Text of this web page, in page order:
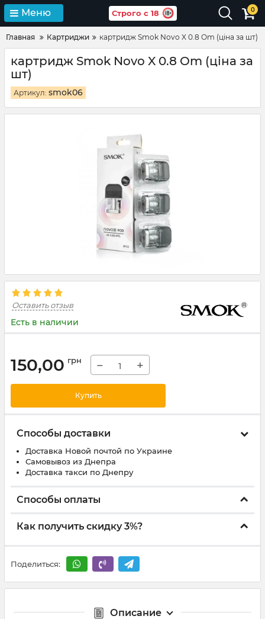
Меню Строго с 18 0
Главная Картриджи картридж Smok Novo X 0.8 Om (ціна за шт)
картридж Smok Novo X 0.8 Om (ціна за
шт)
Артикул: smok06
Оставить отзыв
Есть в наличии
150,00 грн − +
Купить
Способы доставки
Доставка Новой почтой по Украине
Самовывоз из Днепра
Доставка такси по Днепру
Способы оплаты
Как получить скидку 3%?
Поделиться:
Описание